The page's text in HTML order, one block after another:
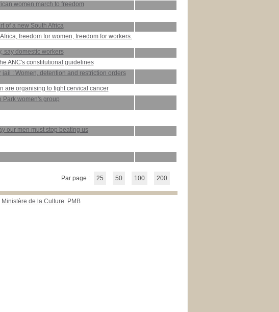
women march to freedom
of a new South Africa
freedom for women, freedom for workers.
say domestic workers
ANC's constitutional guidelines
: Women, detention and restriction orders
are organising to fight cervical cancer
Park women's group
our men must stop beating us
Par page : 25 50 100 200
Ministère de la Culture PMB